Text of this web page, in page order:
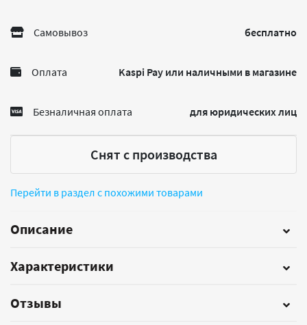
Самовывоз бесплатно
Оплата Kaspi Pay или наличными в магазине
Безналичная оплата для юридических лиц
Снят с производства
Перейти в раздел с похожими товарами
Описание
Характеристики
Отзывы